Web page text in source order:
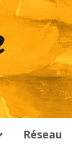
Réseau